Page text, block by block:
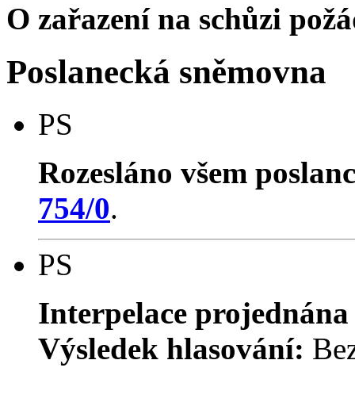
O zařazení na schůzi
Poslanecká sněmovna
PS
Rozesláno všem
754/0.
PS
Interpelace
Výsledek hlasování: